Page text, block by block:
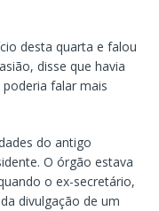
desta quarta e falou
disse que havia
falar mais
do antigo
O órgão estava
o ex-secretário,
divulgação de um